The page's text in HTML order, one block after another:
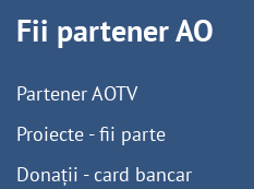
Fii partener AO
Partener AOTV
Proiecte - fii parte
Donații - card bancar